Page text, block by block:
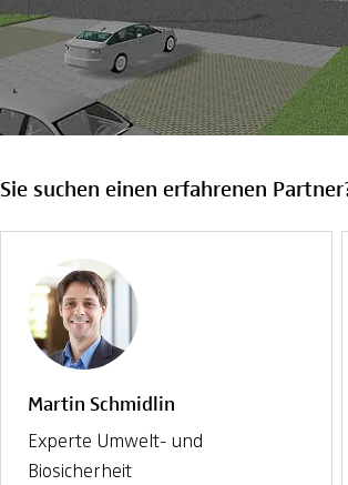
Sie suchen einen erfahrenen
Martin Schmidlin
Experte Umwelt- und
Biosicherheit